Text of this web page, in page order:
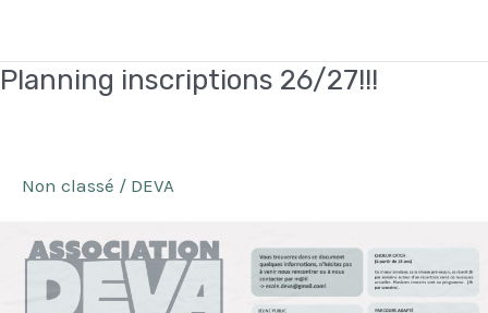
Planning inscriptions 26/27!!!
Non classé / DEVA